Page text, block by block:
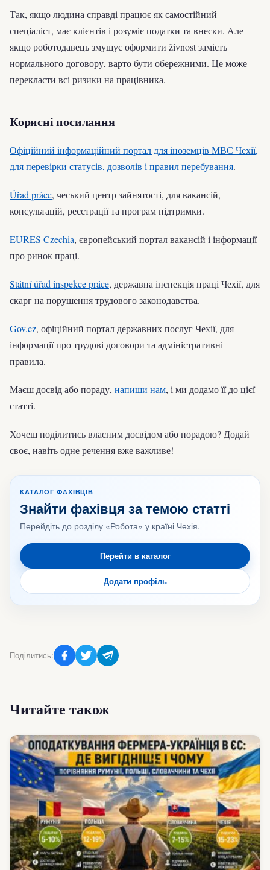
Так, якщо людина справді працює як самостійний
спеціаліст, має клієнтів і розуміє податки та внески. Але
якщо роботодавець змушує оформити živnost замість
нормального договору, варто бути обережними. Це може
перекласти всі ризики на працівника.
Корисні посилання
Офіційний інформаційний портал для іноземців МВС Чехії,
для перевірки статусів, дозволів і правил перебування.
Úřad práce, чеський центр зайнятості, для вакансій,
консультацій, реєстрації та програм підтримки.
EURES Czechia, європейський портал вакансій і інформації
про ринок праці.
Státní úřad inspekce práce, державна інспекція праці Чехії, для
скарг на порушення трудового законодавства.
Gov.cz, офіційний портал державних послуг Чехії, для
інформації про трудові договори та адміністративні
правила.
Маєш досвід або пораду, напиши нам, і ми додамо її до цієї
статті.
Хочеш поділитись власним досвідом або порадою? Додай
своє, навіть одне речення вже важливе!
КАТАЛОГ ФАХІВЦІВ
Знайти фахівця за темою статті
Перейдіть до розділу «Робота» у країні Чехія.
Перейти в каталог
Додати профіль
Поділитись:
Читайте також